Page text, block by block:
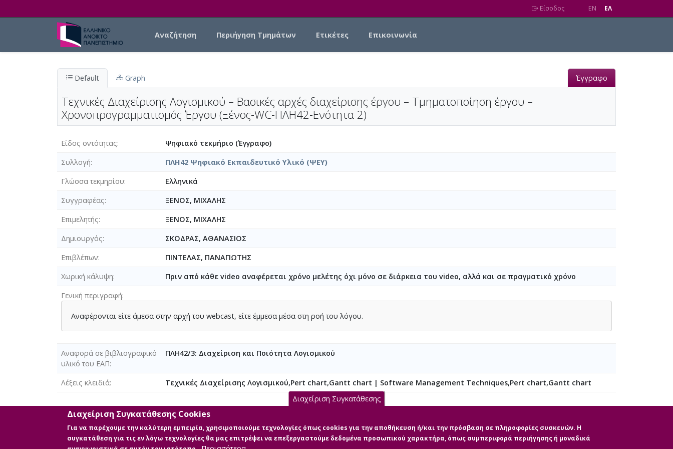
Είσοδος EN EΛ
Αναζήτηση Περιήγηση Τμημάτων Ετικέτες Επικοινωνία
Default Graph Έγγραφο
Τεχνικές Διαχείρισης Λογισμικού – Βασικές αρχές διαχείρισης έργου – Τμηματοποίηση έργου –
Χρονοπρογραμματισμός Έργου (Ξένος-WC-ΠΛΗ42-Ενότητα 2)
Είδος οντότητας
Ψηφιακό τεκμήριο (Έγγραφο)
Συλλογή
ΠΛΗ42 Ψηφιακό Εκπαιδευτικό Υλικό (ΨΕΥ)
Γλώσσα τεκμηρίου
Ελληνικά
Συγγραφέας
ΞΕΝΟΣ, ΜΙΧΑΛΗΣ
Επιμελητής
ΞΕΝΟΣ, ΜΙΧΑΛΗΣ
Δημιουργός
ΣΚΟΔΡΑΣ, ΑΘΑΝΑΣΙΟΣ
Επιβλέπων
ΠΙΝΤΕΛΑΣ, ΠΑΝΑΓΙΩΤΗΣ
Χωρική κάλυψη
Πριν από κάθε video αναφέρεται χρόνο μελέτης όχι μόνο σε διάρκεια του video, αλλά και σε πραγματικό χρόνο
Γενική περιγραφή
Αναφέρονται είτε άμεσα στην αρχή του webcast, είτε έμμεσα μέσα στη ροή του λόγου.
Αναφορά σε βιβλιογραφικό
υλικό του ΕΑΠ
ΠΛΗ42/3: Διαχείριση και Ποιότητα Λογισμικού
Λέξεις κλειδιά Τεχνικές Διαχείρισης Λογισμικού,Pert chart,Gantt chart | Software Management Techniques,Pert chart,Gantt chart
Διαθέσιμα ψηφιακά αρχεία
Διαχείριση Συγκατάθεσης
Διαχείριση Συγκατάθεσης Cookies
Για να παρέχουμε την καλύτερη εμπειρία, χρησιμοποιούμε τεχνολογίες όπως cookies για την αποθήκευση ή/και την πρόσβαση σε πληροφορίες συσκευών. Η
συγκατάθεση για τις εν λόγω τεχνολογίες θα μας επιτρέψει να επεξεργαστούμε δεδομένα προσωπικού χαρακτήρα, όπως συμπεριφορά περιήγησης ή μοναδικά